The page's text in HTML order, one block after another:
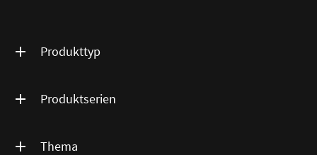
Produkttyp
Produktserien
Thema